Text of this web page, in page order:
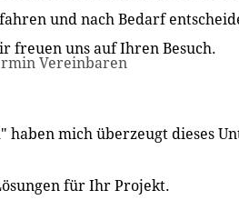
und nach Bedarf
freuen uns auf Ihren Besuch.
Vereinbaren
mich überzeugt dieses
für Ihr Projekt.